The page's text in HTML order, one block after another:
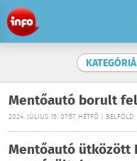
Mentőautó borult
2024. JÚLIUS 15. 07:57, HÉTFŐ | BELFÖLD
Mentőautó ütközött